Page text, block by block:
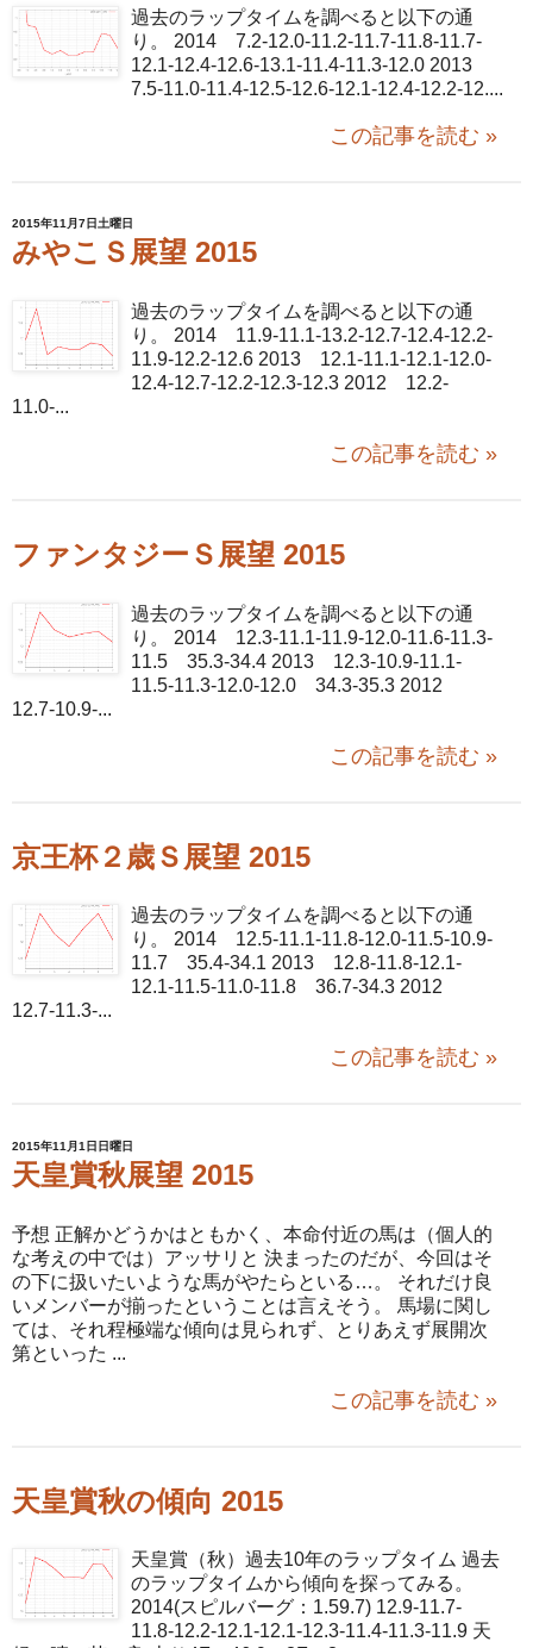
過去のラップタイムを調べると以下の通
り。 2014 7.2-12.0-11.2-11.7-11.8-11.7-
12.1-12.4-12.6-13.1-11.4-11.3-12.0 2013
7.5-11.0-11.4-12.5-12.6-12.1-12.4-12.2-12....
この記事を読む »
2015年11月7日土曜日
みやこＳ展望 2015
過去のラップタイムを調べると以下の通
り。 2014 11.9-11.1-13.2-12.7-12.4-12.2-
11.9-12.2-12.6 2013 12.1-11.1-12.1-12.0-
12.4-12.7-12.2-12.3-12.3 2012 12.2-
11.0-...
この記事を読む »
ファンタジーＳ展望 2015
過去のラップタイムを調べると以下の通
り。 2014 12.3-11.1-11.9-12.0-11.6-11.3-
11.5 35.3-34.4 2013 12.3-10.9-11.1-
11.5-11.3-12.0-12.0 34.3-35.3 2012
12.7-10.9-...
この記事を読む »
京王杯２歳Ｓ展望 2015
過去のラップタイムを調べると以下の通
り。 2014 12.5-11.1-11.8-12.0-11.5-10.9-
11.7 35.4-34.1 2013 12.8-11.8-12.1-
12.1-11.5-11.0-11.8 36.7-34.3 2012
12.7-11.3-...
この記事を読む »
2015年11月1日日曜日
天皇賞秋展望 2015
予想 正解かどうかはともかく、本命付近の馬は（個人的
な考えの中では）アッサリと 決まったのだが、今回はそ
の下に扱いたいような馬がやたらといる…。 それだけ良
いメンバーが揃ったということは言えそう。 馬場に関し
ては、それ程極端な傾向は見られず、とりあえず展開次
第といった ...
この記事を読む »
天皇賞秋の傾向 2015
天皇賞（秋）過去10年のラップタイム 過去
のラップタイムから傾向を探ってみる。
2014(スピルバーグ：1.59.7) 12.9-11.7-
11.8-12.2-12.1-12.1-12.3-11.4-11.3-11.9 天